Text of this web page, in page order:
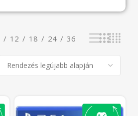
12 18 24 36